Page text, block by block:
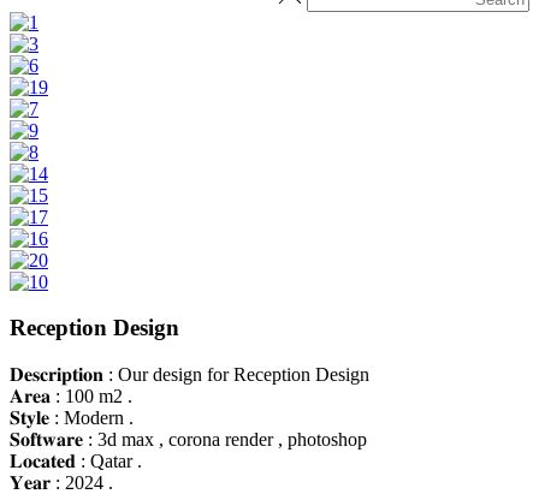
Reception Design
𝐃𝐞𝐬𝐜𝐫𝐢𝐩𝐭𝐢𝐨𝐧 : Our design for Reception Design
𝐀𝐫𝐞𝐚 : 100 m2 .
𝐒𝐭𝐲𝐥𝐞 : Modern .
𝐒𝐨𝐟𝐭𝐰𝐚𝐫𝐞 : 3d max , corona render , photoshop
𝐋𝐨𝐜𝐚𝐭𝐞𝐝 : Qatar .
𝐘𝐞𝐚𝐫 : 2024 .